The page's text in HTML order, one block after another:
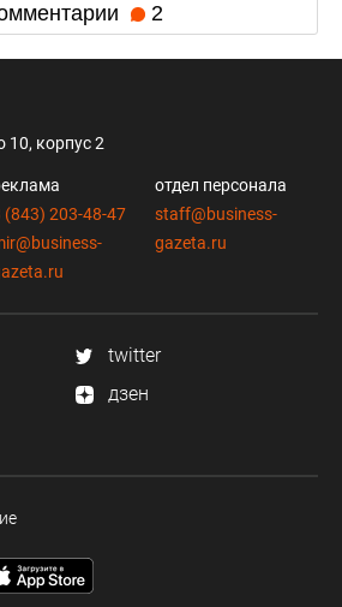
2
10, корпус 2
(843) 203-48-47
отдел персонала
staff@business-
gazeta.ru
twitter
дзен